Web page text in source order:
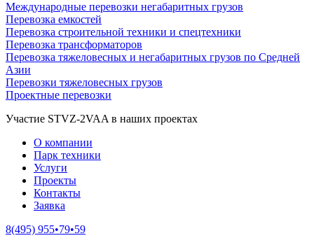
Международные перевозки негабаритных грузов
Перевозка емкостей
Перевозка строительной техники и спецтехники
Перевозка трансформаторов
Перевозка тяжеловесных и негабаритных грузов по Средней
Азии
Перевозки тяжеловесных грузов
Проектные перевозки
Участие STVZ-2VAA в наших проектах
О компании
Парк техники
Услуги
Проекты
Контакты
Заявка
8(495) 955•79•59